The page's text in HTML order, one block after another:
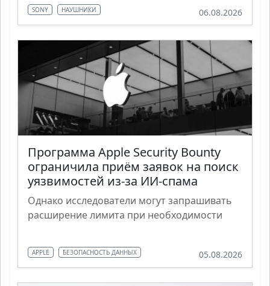
SONY НАУШНИКИ 06.08.2026
Программа Apple Security Bounty
ограничила приём заявок на поиск
уязвимостей из-за ИИ-спама
Однако исследователи могут запрашивать
расширение лимита при необходимости
APPLE БЕЗОПАСНОСТЬ ДАННЫХ 05.08.2026